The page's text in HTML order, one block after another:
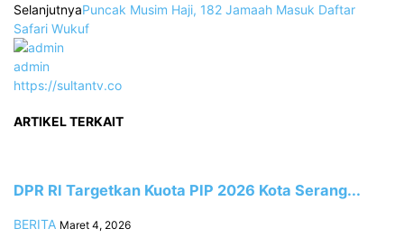
SelanjutnyaPuncak Musim Haji, 182 Jamaah Masuk Daftar
Safari Wukuf
admin
https://sultantv.co
ARTIKEL TERKAIT
DPR RI Targetkan Kuota PIP 2026 Kota Serang...
BERITA Maret 4, 2026